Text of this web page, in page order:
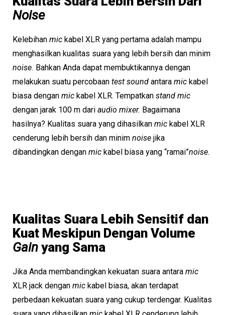
Noise
Kelebihan mic kabel XLR yang pertama adalah mampu
menghasilkan kualitas suara yang lebih bersih dan minim
noise. Bahkan Anda dapat membuktikannya dengan
melakukan suatu percobaan test sound antara mic kabel
biasa dengan mic kabel XLR. Tempatkan stand mic
dengan jarak 100 m dari audio mixer. Bagaimana
hasilnya? Kualitas suara yang dihasilkan mic kabel XLR
cenderung lebih bersih dan minim noise jika
dibandingkan dengan mic kabel biasa yang “ramai”noise.
Kualitas Suara Lebih Sensitif dan
Kuat Meskipun Dengan Volume
Gain yang Sama
Jika Anda membandingkan kekuatan suara antara mic
XLR jack dengan mic kabel biasa, akan terdapat
perbedaan kekuatan suara yang cukup terdengar. Kualitas